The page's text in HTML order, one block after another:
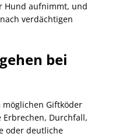
Hund aufnimmt, und
verdächtigen
bei
Giftköder
Durchfall,
oder deutliche